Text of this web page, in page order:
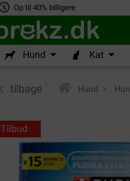
Op til 40% billigere
Hund Kat
tilbage Hund
Tilbud